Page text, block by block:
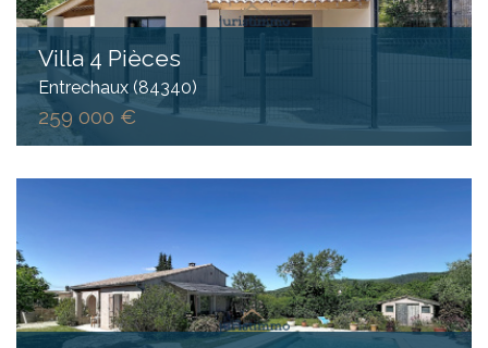
Villa 4 Pièces
Entrechaux (84340)
259 000 €